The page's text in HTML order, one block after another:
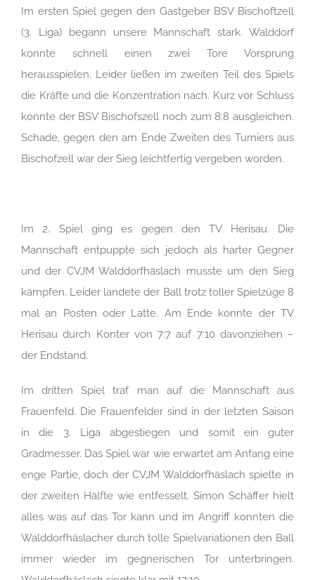
Im ersten Spiel gegen den Gastgeber BSV Bischoftzell
(3. Liga) begann unsere Mannschaft stark. Walddorf
konnte schnell einen zwei Tore Vorsprung
herausspielen. Leider ließen im zweiten Teil des Spiels
die Kräfte und die Konzentration nach. Kurz vor Schluss
konnte der BSV Bischofszell noch zum 8:8 ausgleichen.
Schade, gegen den am Ende Zweiten des Turniers aus
Bischofzell war der Sieg leichtfertig vergeben worden.
Im 2. Spiel ging es gegen den TV Herisau. Die
Mannschaft entpuppte sich jedoch als harter Gegner
und der CVJM Walddorfhäslach musste um den Sieg
kämpfen. Leider landete der Ball trotz toller Spielzüge 8
mal an Posten oder Latte. Am Ende konnte der TV
Herisau durch Konter von 7:7 auf 7:10 davonziehen –
der Endstand.
Im dritten Spiel traf man auf die Mannschaft aus
Frauenfeld. Die Frauenfelder sind in der letzten Saison
in die 3. Liga abgestiegen und somit ein guter
Gradmesser. Das Spiel war wie erwartet am Anfang eine
enge Partie, doch der CVJM Walddorfhäslach spielte in
der zweiten Hälfte wie entfesselt. Simon Schäffer hielt
alles was auf das Tor kann und im Angriff konnten die
Walddorfhäslacher durch tolle Spielvariationen den Ball
immer wieder im gegnerischen Tor unterbringen.